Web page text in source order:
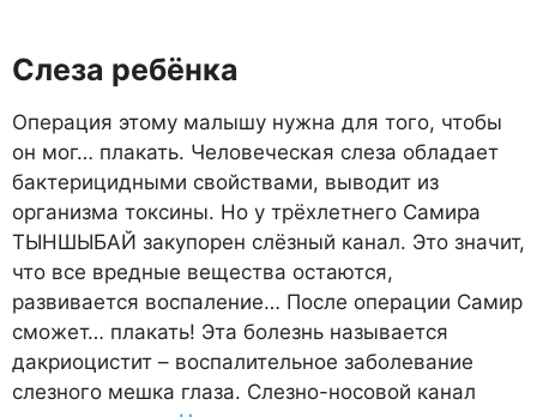
Слеза ребёнка
Операция этому малышу нужна для того, чтобы
он мог… плакать. Человеческая слеза обладает
бактерицидными свойствами, выводит из
организма токсины. Но у трёхлетнего Самира
ТЫНШЫБАЙ закупорен слёзный канал. Это значит,
что все вредные вещества остаются,
развивается воспаление… После операции Самир
сможет… плакать! Эта болезнь называется
дакриоцистит – воспалительное заболевание
слезного мешка глаза. Слезно-носовой канал